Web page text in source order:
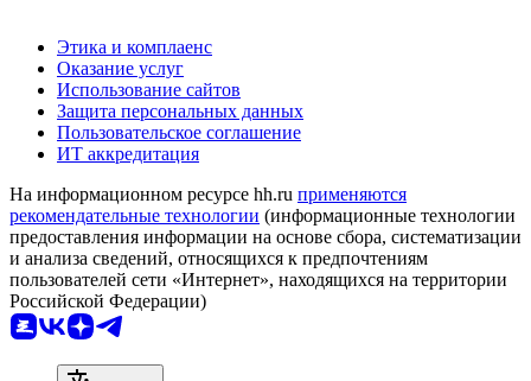
Этика и комплаенс
Оказание услуг
Использование сайтов
Защита персональных данных
Пользовательское соглашение
ИТ аккредитация
На информационном ресурсе hh.ru применяются
рекомендательные технологии (информационные технологии
предоставления информации на основе сбора, систематизации
и анализа сведений, относящихся к предпочтениям
пользователей сети «Интернет», находящихся на территории
Российской Федерации)